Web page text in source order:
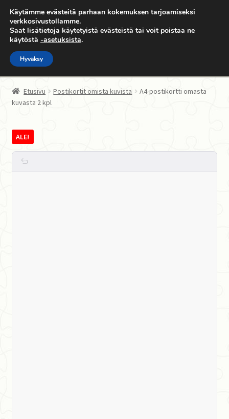
Siirry
navigointiin
Siirry
sisältöön
Etusivu
Kauppa
palapeli.com
tason
Oma sivu
Etusivu Postikortit omista kuvista
A4-postikortti omasta
kuvasta 2 kpl
ALE!
Käytämme evästeitä parhaan kokemuksen tarjoamiseksi
verkkosivustollamme.
Saat lisätietoja käytetyistä evästeistä tai voit poistaa ne
käytöstä -asetuksista.
Hyväksy